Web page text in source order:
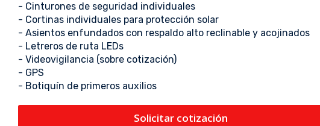
- Cinturones de seguridad individuales
- Cortinas individuales para protección solar
- Asientos enfundados con respaldo alto reclinable y acojinados
- Letreros de ruta LEDs
- Videovigilancia (sobre cotización)
- GPS
- Botiquín de primeros auxilios
Solicitar cotización